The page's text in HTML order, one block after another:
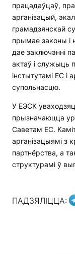
працадаўцаў,
арганізацый,
грамадзянскай
прымае законы і
дае заключэнні
актаў і служыць
інстытутамі ЕС і
супольнасцю.
У ЕЭСК
прызначаюцца
Саветам ЕС.
арганізацыямі з
партнёрства, а
структурамі ў
ПАДЗЯЛІЦЦА: